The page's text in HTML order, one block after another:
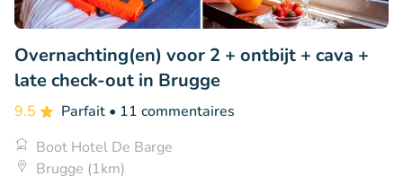
Overnachting(en) voor 2 + ontbijt + cava +
late check-out in Brugge
9.5 Parfait • 11 commentaires
Boot Hotel De Barge
Brugge (1km)